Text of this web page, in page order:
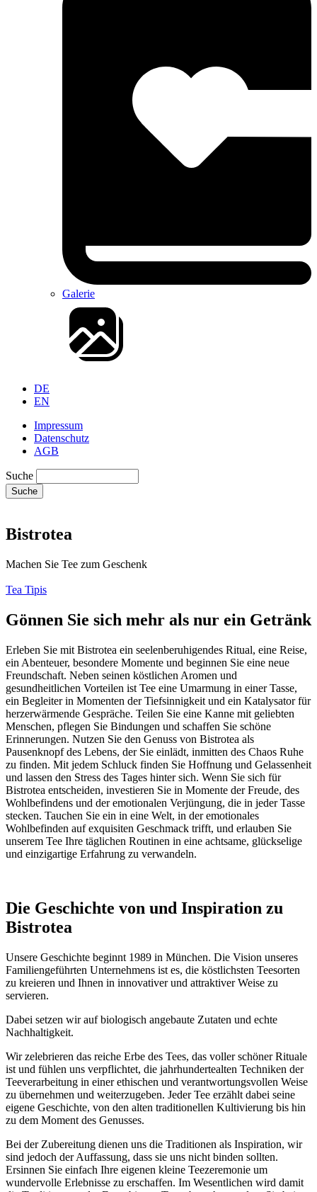
Galerie
DE
EN
Impressum
Datenschutz
AGB
Suche
Suche
Bistrotea
Machen Sie Tee zum Geschenk
Tea Tipis
Gönnen Sie sich mehr als nur ein Getränk
Erleben Sie mit Bistrotea ein seelenberuhigendes Ritual, eine Reise,
ein Abenteuer, besondere Momente und beginnen Sie eine neue
Freundschaft. Neben seinen köstlichen Aromen und
gesundheitlichen Vorteilen ist Tee eine Umarmung in einer Tasse,
ein Begleiter in Momenten der Tiefsinnigkeit und ein Katalysator für
herzerwärmende Gespräche. Teilen Sie eine Kanne mit geliebten
Menschen, pflegen Sie Bindungen und schaffen Sie schöne
Erinnerungen. Nutzen Sie den Genuss von Bistrotea als
Pausenknopf des Lebens, der Sie einlädt, inmitten des Chaos Ruhe
zu finden. Mit jedem Schluck finden Sie Hoffnung und Gelassenheit
und lassen den Stress des Tages hinter sich. Wenn Sie sich für
Bistrotea entscheiden, investieren Sie in Momente der Freude, des
Wohlbefindens und der emotionalen Verjüngung, die in jeder Tasse
stecken. Tauchen Sie ein in eine Welt, in der emotionales
Wohlbefinden auf exquisiten Geschmack trifft, und erlauben Sie
unserem Tee Ihre täglichen Routinen in eine achtsame, glückselige
und einzigartige Erfahrung zu verwandeln.
Die Geschichte von und Inspiration zu
Bistrotea
Unsere Geschichte beginnt 1989 in München. Die Vision unseres
Familiengeführten Unternehmens ist es, die köstlichsten Teesorten
zu kreieren und Ihnen in innovativer und attraktiver Weise zu
servieren.
Dabei setzen wir auf biologisch angebaute Zutaten und echte
Nachhaltigkeit.
Wir zelebrieren das reiche Erbe des Tees, das voller schöner Rituale
ist und fühlen uns verpflichtet, die jahrhundertealten Techniken der
Teeverarbeitung in einer ethischen und verantwortungsvollen Weise
zu übernehmen und weiterzugeben. Jeder Tee erzählt dabei seine
eigene Geschichte, von den alten traditionellen Kultivierung bis hin
zu dem Moment des Genusses.
Bei der Zubereitung dienen uns die Traditionen als Inspiration, wir
sind jedoch der Auffassung, dass sie uns nicht binden sollten.
Ersinnen Sie einfach Ihre eigenen kleine Teezeremonie um
wundervolle Erlebnisse zu erschaffen. Im Wesentlichen wird damit